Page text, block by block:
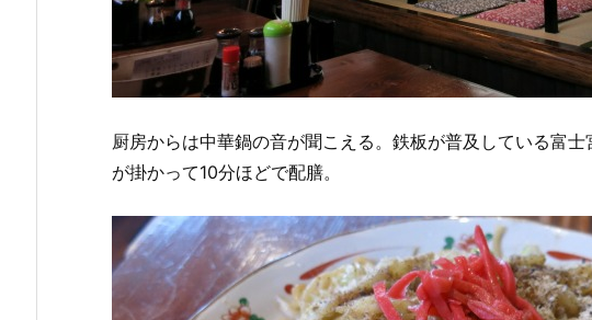
厨房からは中華鍋の音が聞こえる。鉄板が普及している富
が掛かって10分ほどで配膳。